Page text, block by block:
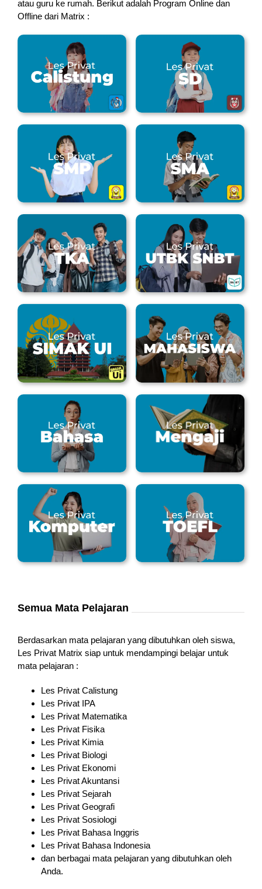
atau guru ke rumah. Berikut adalah Program Online dan
Offline dari Matrix :
Semua Mata Pelajaran
Berdasarkan mata pelajaran yang dibutuhkan oleh siswa,
Les Privat Matrix siap untuk mendampingi belajar untuk
mata pelajaran :
Les Privat Calistung
Les Privat IPA
Les Privat Matematika
Les Privat Fisika
Les Privat Kimia
Les Privat Biologi
Les Privat Ekonomi
Les Privat Akuntansi
Les Privat Sejarah
Les Privat Geografi
Les Privat Sosiologi
Les Privat Bahasa Inggris
Les Privat Bahasa Indonesia
dan berbagai mata pelajaran yang dibutuhkan oleh
Anda.